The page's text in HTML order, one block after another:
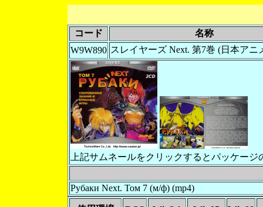
コード
名称
W9W890 スレイヤーズ Next. 第7巻 (日本アニ
上記サムネールをクリックするとパッケー
Рубаки Next. Том 7 (м/ф) (mp4)